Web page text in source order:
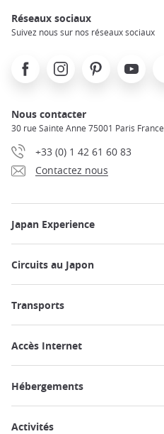
Réseaux sociaux
Suivez nous sur nos réseaux sociaux
FacebookInstagramPinterest Youtube
Nous contacter
30 rue Sainte Anne 75001 Paris France
+33 (0) 1 42 61 60 83
Contactez nous
Japan Experience
Circuits au Japon
Transports
Accès Internet
Hébergements
Activités